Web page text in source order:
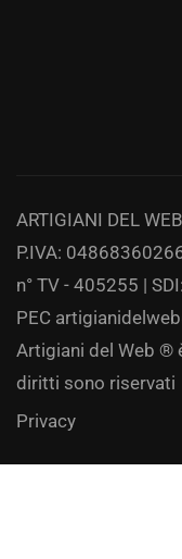
ARTIGIANI DEL WEB
P.IVA:
n° TV - 405255 |
PEC
Artigiani del Web ®
diritti sono riservati
Privacy